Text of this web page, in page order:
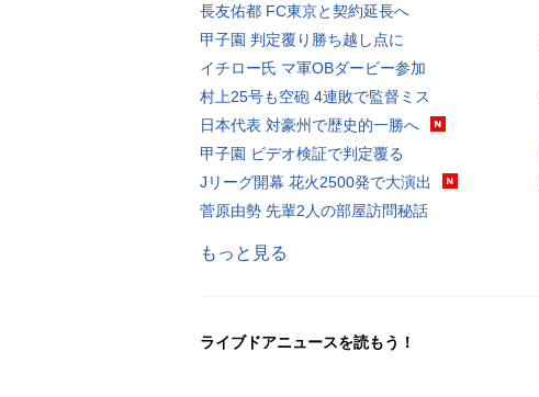
長友佑都 FC東京と契約延長へ
甲子園 判定覆り勝ち越し点に
イチロー氏 マ軍OBダービー参加
村上25号も空砲 4連敗で監督ミス
日本代表 対豪州で歴史的一勝へ
甲子園 ビデオ検証で判定覆る
Jリーグ開幕 花火2500発で大演出
菅原由勢 先輩2人の部屋訪問秘話
もっと見る
ライブドアニュースを読もう！